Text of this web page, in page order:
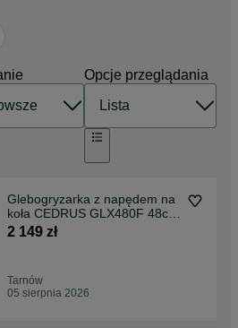
Opcje przeglądania
Glebogryzarka z napędem na
koła CEDRUS GLX480F 48cm
LONCIN H200 196CM3
2 149 zł
Tarnów
05 sierpnia 2026